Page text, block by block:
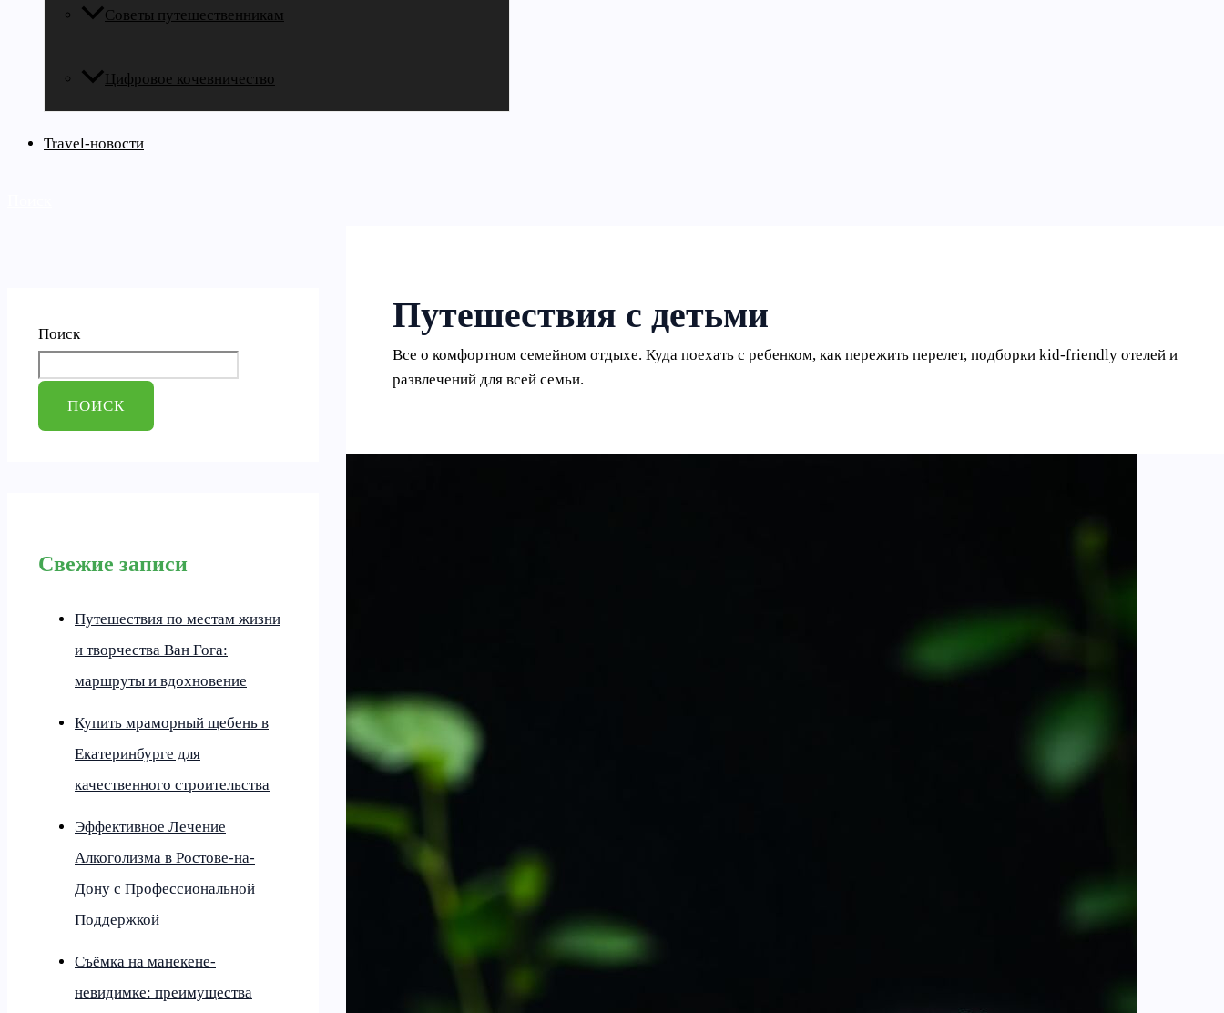
Советы путешественникам
Цифровое кочевничество
Travel-новости
Поиск
ПОИСК
Свежие записи
Путешествия по местам жизни
и творчества Ван Гога:
маршруты и вдохновение
Купить мраморный щебень в
Екатеринбурге для
качественного строительства
Эффективное Лечение
Алкоголизма в Ростове-на-
Дону с Профессиональной
Поддержкой
Съёмка на манекене-
невидимке: преимущества
Путешествия с детьми
Все о комфортном семейном отдыхе. Куда поехать с ребенком, как пережить перелет, подборки kid-friendly отелей и
развлечений для всей семьи.